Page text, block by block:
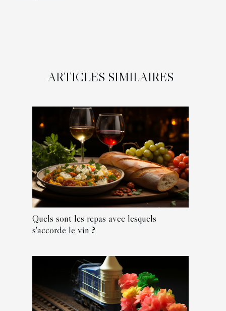
ARTICLES SIMILAIRES
Quels sont les repas avec lesquels
s'accorde le vin ?